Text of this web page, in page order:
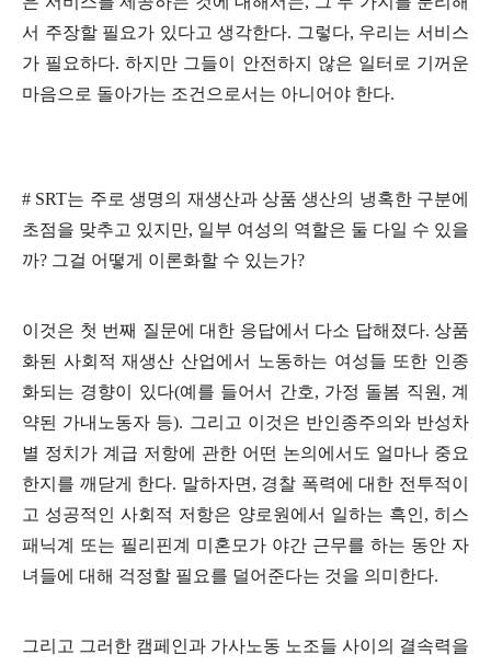
서 주장할 필요가 있다고 생각한다. 그렇다, 우리는 서비스
가 필요하다.하지만 그들이 안전하지 않은 일터로 기꺼운
마음으로 돌아가는 조건으로서는 아니어야 한다.
# SRT는 주로 생명의 재생산과 상품 생산의 냉혹한 구분에
초점을 맞추고 있지만, 일부 여성의 역할은 둘 다일 수 있을
까? 그걸 어떻게 이론화할 수 있는가?
이것은 첫 번째 질문에 대한 응답에서 다소 답해졌다. 상품
화된 사회적 재생산 산업에서 노동하는 여성들 또한 인종
화되는 경향이 있다(예를 들어서 간호, 가정 돌봄 직원 , 계
약된 가내노동자 등). 그리고 이것은 반인종주의와 반성차
별 정치가 계급 저항에 관한 어떤 논의에서도 얼마나 중요
한지를 깨닫게 한다. 말하자면 , 경찰 폭력에 대한 전투적이
고 성공적인 사회적 저항은 양로원에서 일하는 흑인,히스
패닉계 또는 필리핀계 미혼모가 야간 근무를 하는 동안 자
녀들에 대해 걱정할 필요를 덜어준다는 것을 의미한다.
그리고 그러한 캠페인과 가사노동 노조들 사이의 결속력을